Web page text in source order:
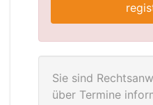
Sie sind
über Termine